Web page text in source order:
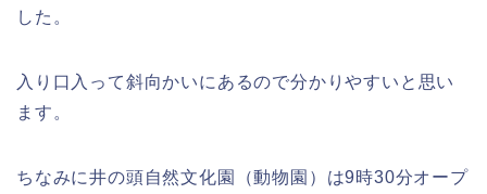
した。
入り口入って斜向かいにあるので分かりやすいと思い
ます。
ちなみに井の頭自然文化園（動物園）は9時30分オープ